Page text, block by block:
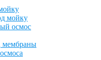
мойку
осмос
мембраны